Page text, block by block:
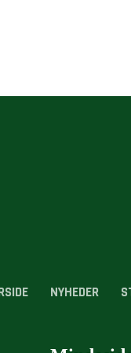
NYHEDER